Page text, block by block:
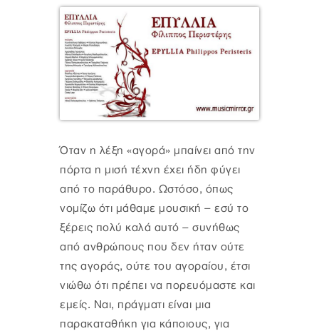
Όταν η λέξη «αγορά» μπαίνει από την
πόρτα η μισή τέχνη έχει ήδη φύγει
από το παράθυρο. Ωστόσο, όπως
νομίζω ότι μάθαμε μουσική – εσύ το
ξέρεις πολύ καλά αυτό – συνήθως
από ανθρώπους που δεν ήταν ούτε
της αγοράς, ούτε του αγοραίου, έτσι
νιώθω ότι πρέπει να πορευόμαστε και
εμείς. Ναι, πράγματι είναι μια
παρακαταθήκη για κάποιους, για